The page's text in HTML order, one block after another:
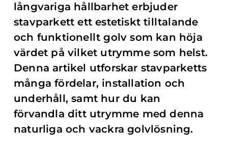
långvariga hållbarhet erbjuder
stavparkett ett estetiskt tilltalande
och funktionellt golv som kan höja
värdet på vilket utrymme som helst.
Denna artikel utforskar stavparketts
många fördelar, installation och
underhåll, samt hur du kan
förvandla ditt utrymme med denna
naturliga och vackra golvlösning.